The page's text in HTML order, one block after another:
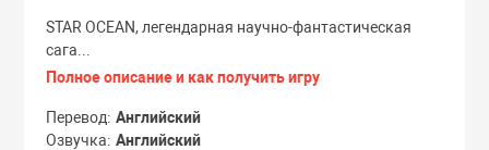
STAR OCEAN, легендарная научно-фантастическая
сага...
Полное описание и как получить игру
Перевод Английский
Озвучка Английский